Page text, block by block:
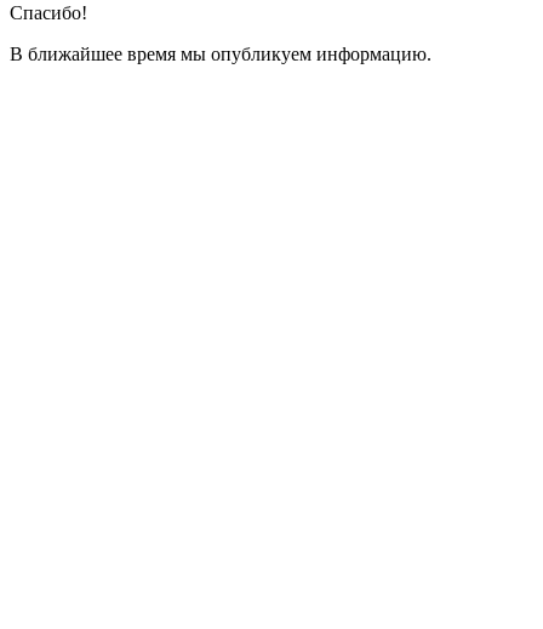
Спасибо!
В ближайшее время мы опубликуем информацию.